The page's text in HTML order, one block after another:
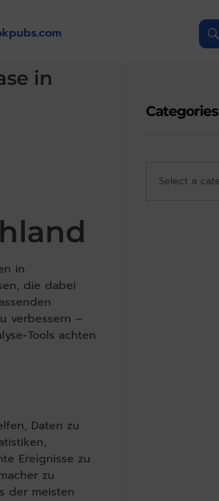
in
in
die dabei
verbessern –
Tools achten
Daten zu
Ereignisse zu
zu
der meisten
Categories